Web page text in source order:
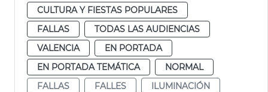
CULTURA Y FIESTAS POPULARES
FALLAS
TODAS LAS AUDIENCIAS
VALENCIA
EN PORTADA
EN PORTADA TEMÁTICA
NORMAL
FALLAS
FALLES
ILUMINACIÓN